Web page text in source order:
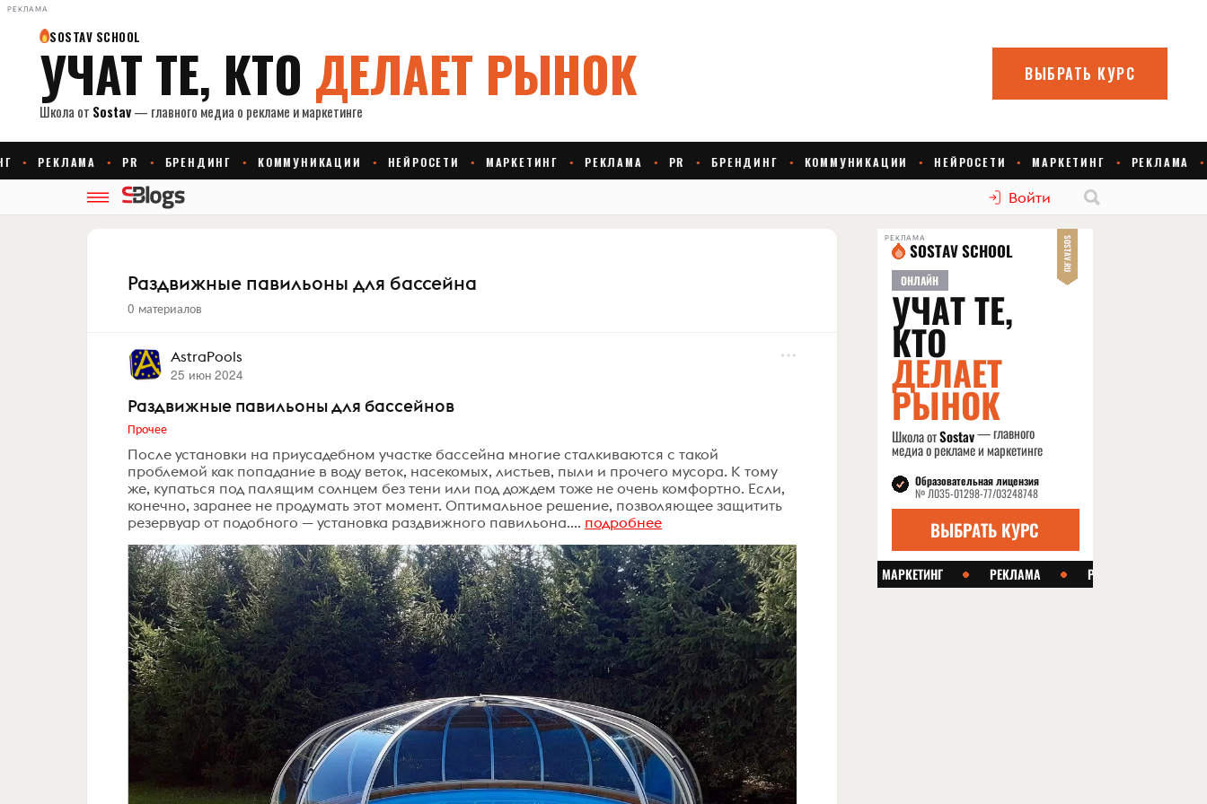
РЕКЛАМА
Войти
Раздвижные павильоны для бассейна
0 материалов
AstraPools
25 июн 2024
Раздвижные павильоны для бассейнов
Прочее
После установки на приусадебном участке бассейна многие сталкиваются с такой
проблемой как попадание в воду веток, насекомых, листьев, пыли и прочего мусора. К тому
же, купаться под палящим солнцем без тени или под дождем тоже не очень комфортно. Если,
конечно, заранее не продумать этот момент. Оптимальное решение, позволяющее защитить
резервуар от подобного — установка раздвижного павильона.... подробнее
РЕКЛАМА